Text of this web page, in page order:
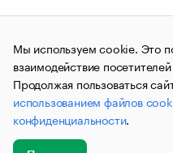
Правовая информация
О
© АО
и материалы
(зарегистрировано
связи, информационных
коммуникаций
№ФС77-63848)
публикации могут
не предназначенную для
Мы используем cookie. Это
взаимодействие
Продолжая пользоваться
использованием файлов
конфиденциальности.